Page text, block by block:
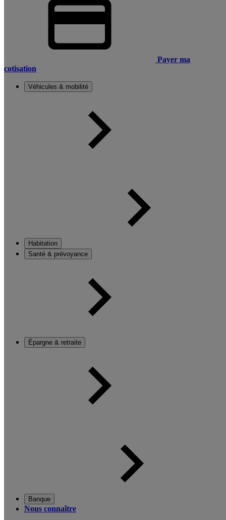
Payer ma
cotisation
Véhicules & mobilité
Habitation
Santé & prévoyance
Épargne & retraite
Banque
Nous connaître